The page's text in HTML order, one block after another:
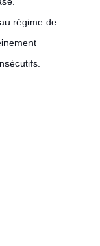
régime de